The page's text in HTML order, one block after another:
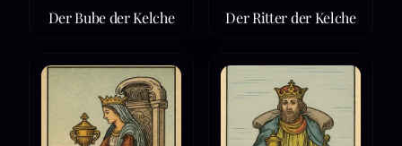
Der Bube der Kelche Der Ritter der Kelche